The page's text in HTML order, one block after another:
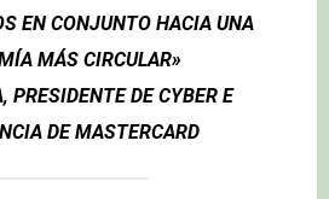
EN CONJUNTO HACIA UNA
MÁS CIRCULAR»
PRESIDENTE DE CYBER E
DE MASTERCARD